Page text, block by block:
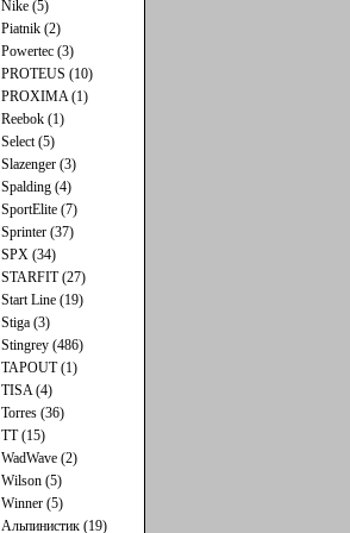
Nike (5)
Piatnik (2)
Powertec (3)
PROTEUS (10)
PROXIMA (1)
Reebok (1)
Select (5)
Slazenger (3)
Spalding (4)
SportElite (7)
Sprinter (37)
SPX (34)
STARFIT (27)
Start Line (19)
Stiga (3)
Stingrey (486)
TAPOUT (1)
TISA (4)
Torres (36)
TT (15)
WadWave (2)
Wilson (5)
Winner (5)
Альпинистик (19)